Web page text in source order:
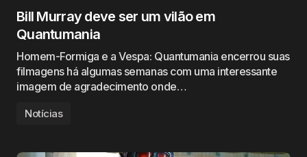
Bill Murray deve ser um vilão em
Quantumania
Homem-Formiga e a Vespa: Quantumania encerrou suas
filmagens há algumas semanas com uma interessante
imagem de agradecimento onde…
Notícias